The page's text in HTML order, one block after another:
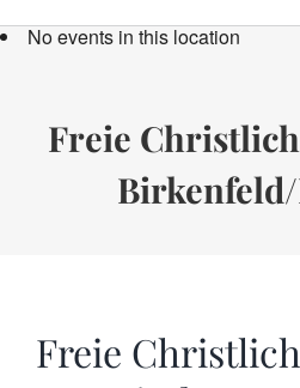
Bücher
No events in this location
Freie
Freie